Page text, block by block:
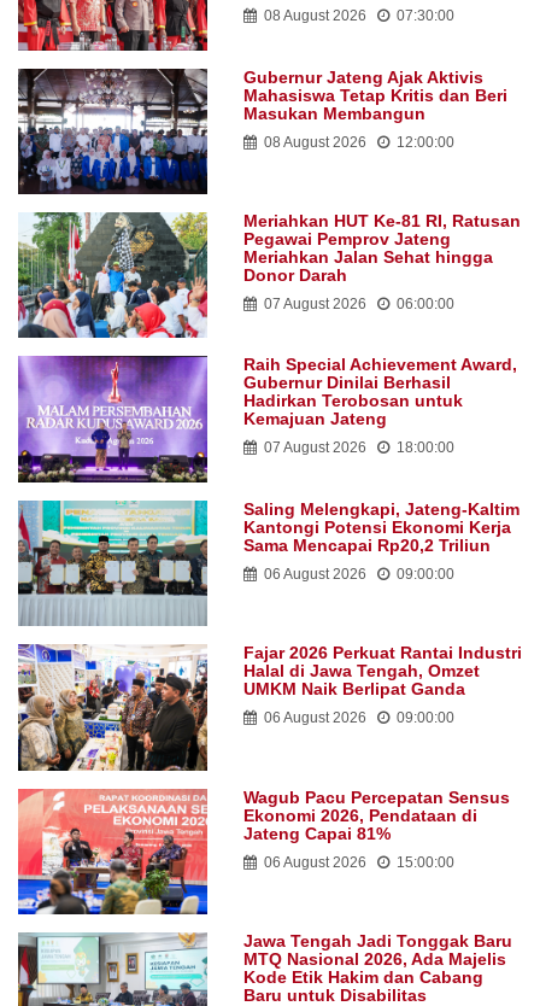
08 August 2026 07:30:00
Gubernur Jateng Ajak Aktivis
Mahasiswa Tetap Kritis dan Beri
Masukan Membangun
08 August 2026 12:00:00
Meriahkan HUT Ke-81 RI, Ratusan
Pegawai Pemprov Jateng
Meriahkan Jalan Sehat hingga
Donor Darah
07 August 2026 06:00:00
Raih Special Achievement Award,
Gubernur Dinilai Berhasil
Hadirkan Terobosan untuk
Kemajuan Jateng
07 August 2026 18:00:00
Saling Melengkapi, Jateng-Kaltim
Kantongi Potensi Ekonomi Kerja
Sama Mencapai Rp20,2 Triliun
06 August 2026 09:00:00
Fajar 2026 Perkuat Rantai Industri
Halal di Jawa Tengah, Omzet
UMKM Naik Berlipat Ganda
06 August 2026 09:00:00
Wagub Pacu Percepatan Sensus
Ekonomi 2026, Pendataan di
Jateng Capai 81%
06 August 2026 15:00:00
Jawa Tengah Jadi Tonggak Baru
MTQ Nasional 2026, Ada Majelis
Kode Etik Hakim dan Cabang
Baru untuk Disabilitas